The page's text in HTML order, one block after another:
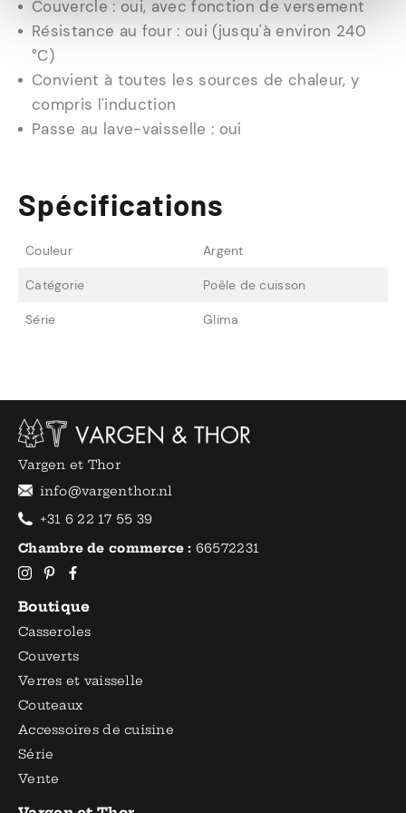
Couvercle : oui, avec fonction de versement
Résistance au four : oui (jusqu'à environ 240
°C)
Convient à toutes les sources de chaleur, y
compris l'induction
Passe au lave-vaisselle : oui
Spécifications
Couleur Argent
Catégorie Poêle de cuisson
Série Glima
Vargen et Thor
info@vargenthor.nl
+31 6 22 17 55 39
Chambre de commerce : 66572231
Boutique
Casseroles
Couverts
Verres et vaisselle
Couteaux
Accessoires de cuisine
Série
Vente